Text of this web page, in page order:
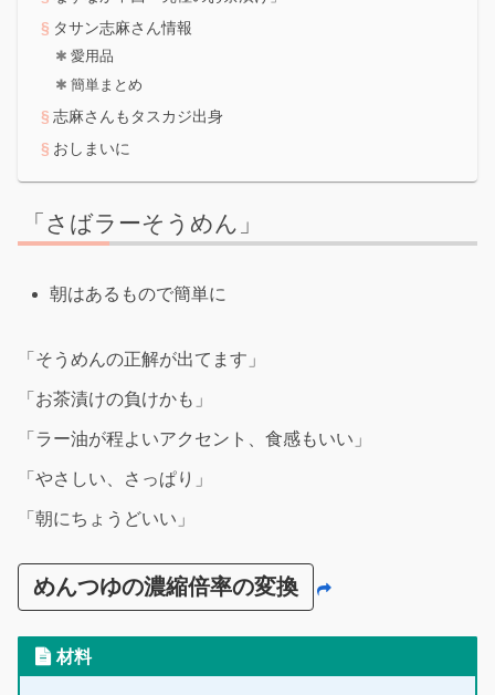
タサン志麻さん情報
愛用品
簡単まとめ
志麻さんもタスカジ出身
おしまいに
「さばラーそうめん」
朝はあるもので簡単に
「そうめんの正解が出てます」
「お茶漬けの負けかも」
「ラー油が程よいアクセント、食感もいい」
「やさしい、さっぱり」
「朝にちょうどいい」
めんつゆの濃縮倍率の変換
材料